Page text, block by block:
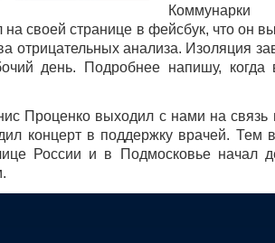
своей странице в фейсбук, что он
отрицательных анализа. Изоляция
день. Подробнее напишу, когда
Проценко выходил с нами на
концерт в поддержку врачей. Тем
России и в Подмосковье начал